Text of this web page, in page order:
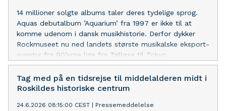
14 millioner solgte albums taler deres tydelige sprog.
Aquas debutalbum ’Aquarium’ fra 1997 er ikke til at
komme udenom i dansk musikhistorie. Derfor dykker
Rockmuseet nu ned landets største musikalske eksport-
eventyr fra 90’erne lige fra Tølløse til Tokyo.
Tag med på en tidsrejse til middelalderen midt i
Roskildes historiske centrum
24.6.2026 08:15:00 CEST Pressemeddelelse